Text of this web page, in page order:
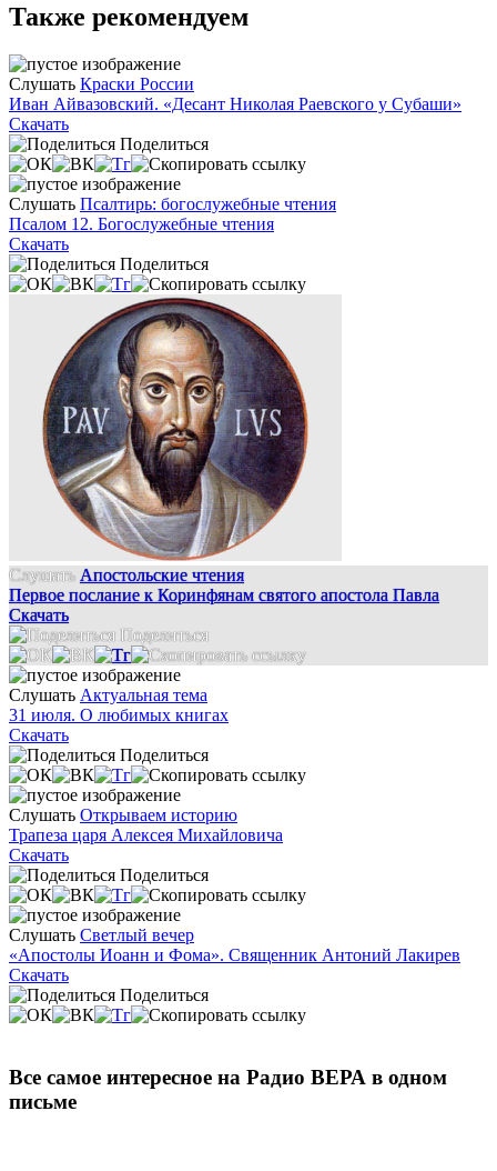
Также рекомендуем
Слушать Краски России
Иван Айвазовский. «Десант Николая Раевского у Субаши»
Скачать
Поделиться
Слушать Псалтирь: богослужебные чтения
Псалом 12. Богослужебные чтения
Скачать
Поделиться
Слушать Апостольские чтения
Первое послание к Коринфянам святого апостола Павла
Скачать
Поделиться
Слушать Актуальная тема
31 июля. О любимых книгах
Скачать
Поделиться
Слушать Открываем историю
Трапеза царя Алексея Михайловича
Скачать
Поделиться
Слушать Светлый вечер
«Апостолы Иоанн и Фома». Священник Антоний Лакирев
Скачать
Поделиться
Все самое интересное на Радио ВЕРА в одном
письме